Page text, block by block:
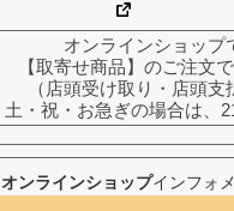
オンラインショップインフォ
オンラインショップ
【取寄せ商品】のご注文
（店頭受け取り・店頭支
土・祝・お急ぎの場合は、